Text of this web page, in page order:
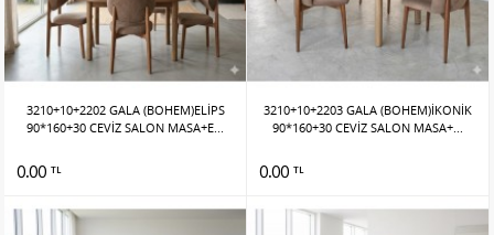
3210+10+2202 GALA (BOHEM)ELİPS
90*160+30 CEVİZ SALON MASA+E...
0.00 TL
3210+10+2203 GALA (BOHEM)İKONİK
90*160+30 CEVİZ SALON MASA+...
0.00 TL